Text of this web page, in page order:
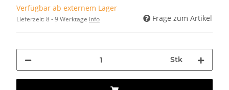
Verfügbar ab externem Lager
Lieferzeit:8 - 9 Werktage Info Frage zum Artikel
Stk